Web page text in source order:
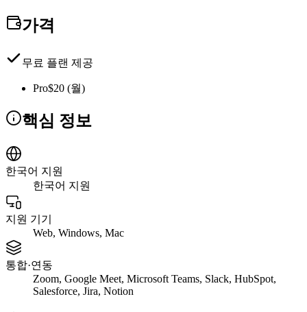
가격
무료 플랜 제공
Pro$20 (월)
핵심 정보
한국어 지원
한국어 지원
지원 기기
Web, Windows, Mac
통합·연동
Zoom, Google Meet, Microsoft Teams, Slack, HubSpot,
Salesforce, Jira, Notion